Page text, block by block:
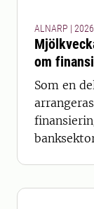
ALNARP |
om
Som en